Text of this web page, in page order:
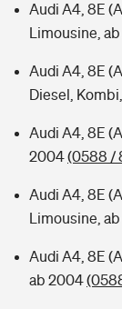
Audi A4, 8E
Limousine,
Audi A4, 8E
Diesel,
Audi A4, 8E
2004(0588 /
Audi A4, 8E
Limousine,
Audi A4, 8E
ab 2004